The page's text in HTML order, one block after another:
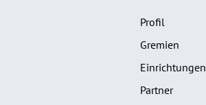
Profil
Gremien
Einrichtungen
Partner